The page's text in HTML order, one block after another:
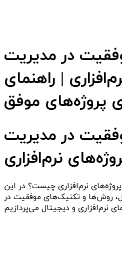
در مدیریت
| راهنمای
پروژه‌های موفق
در مدیریت
نرم‌افزاری
نرم‌افزاری چیست؟ در این
روش‌ها و تکنیک‌های موفقیت در